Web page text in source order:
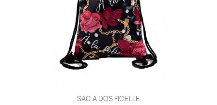
SAC A DOS FICELLE